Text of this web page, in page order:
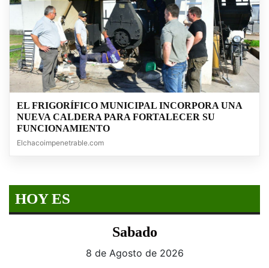
EL FRIGORÍFICO MUNICIPAL INCORPORA UNA
NUEVA CALDERA PARA FORTALECER SU
FUNCIONAMIENTO
Elchacoimpenetrable.com
HOY ES
Sabado
8 de Agosto de 2026